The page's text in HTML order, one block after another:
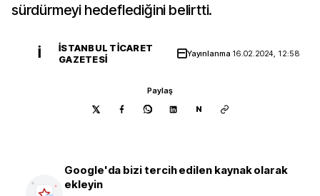
sürdürmeyi hedeflediğini belirtti.
İ
İSTANBUL TICARET
GAZETESI
Yayınlanma 16.02.2024, 12:58
Paylaş
N
Google'da bizi tercih edilen kaynak olarak
ekleyin